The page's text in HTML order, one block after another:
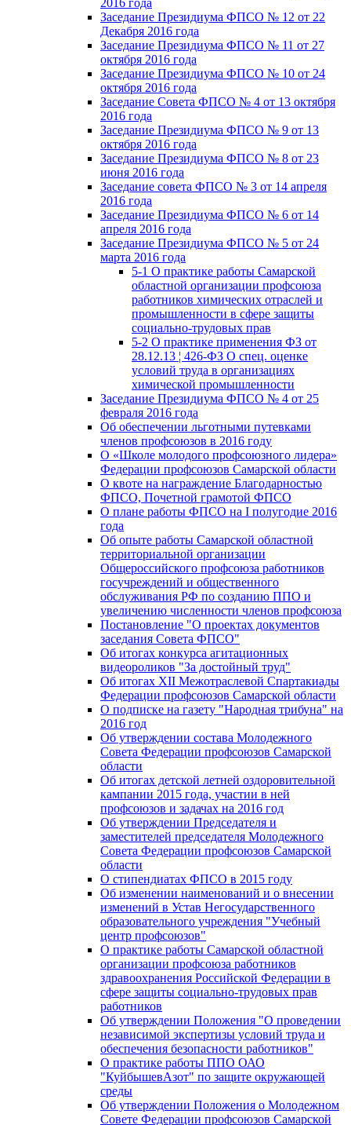
Заседание Президиума ФПСО № 12 от 22
Декабря 2016 года
Заседание Президиума ФПСО № 11 от 27
октября 2016 года
Заседание Президиума ФПСО № 10 от 24
октября 2016 года
Заседание Совета ФПСО № 4 от 13 октября
2016 года
Заседание Президиума ФПСО № 9 от 13
октября 2016 года
Заседание Президиума ФПСО № 8 от 23
июня 2016 года
Заседание совета ФПСО № 3 от 14 апреля
2016 года
Заседание Президиума ФПСО № 6 от 14
апреля 2016 года
Заседание Президиума ФПСО № 5 от 24
марта 2016 года
5-1 О практике работы Самарской
областной организации профсоюза
работников химических отраслей и
промышленности в сфере защиты
социально-трудовых прав
5-2 О практике применения ФЗ от
28.12.13 ¦ 426-ФЗ О спец. оценке
условий труда в организациях
химической промышленности
Заседание Президиума ФПСО № 4 от 25
февраля 2016 года
Об обеспечении льготными путевками
членов профсоюзов в 2016 году
О «Школе молодого профсоюзного лидера»
Федерации профсоюзов Самарской области
О квоте на награждение Благодарностью
ФПСО, Почетной грамотой ФПСО
О плане работы ФПСО на I полугодие 2016
года
Об опыте работы Самарской областной
территориальной организации
Общероссийского профсоюза работников
госучреждений и общественного
обслуживания РФ по созданию ППО и
увеличению численности членов профсоюза
Постановление "О проектах документов
заседания Совета ФПСО"
Об итогах конкурса агитационных
видеороликов "За достойный труд"
Об итогах XII Межотраслевой Спартакиады
Федерации профсоюзов Самарской области
О подписке на газету "Народная трибуна" на
2016 год
Об утверждении состава Молодежного
Совета Федерации профсоюзов Самарской
области
Об итогах детской летней оздоровительной
кампании 2015 года, участии в ней
профсоюзов и задачах на 2016 год
Об утверждении Председателя и
заместителей председателя Молодежного
Совета Федерации профсоюзов Самарской
области
О стипендиатах ФПСО в 2015 году
Об изменении наименований и о внесении
изменений в Устав Негосударственного
образовательного учреждения "Учебный
центр профсоюзов"
О практике работы Самарской областной
организации профсоюза работников
здравоохранения Российской Федерации в
сфере защиты социально-трудовых прав
работников
Об утверждении Положения "О проведении
независимой экспертизы условий труда и
обеспечения безопасности работников"
О практике работы ППО ОАО
"КуйбышевАзот" по защите окружающей
среды
Об утверждении Положения о Молодежном
Совете Федерации профсоюзов Самарской